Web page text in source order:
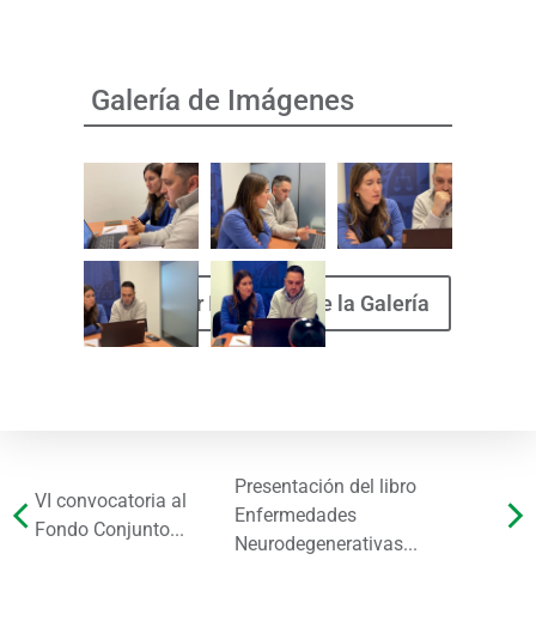
Galería de Imágenes
Descargar Imágenes de la Galería
VI convocatoria al
Fondo Conjunto...
Presentación del libro
Enfermedades
Neurodegenerativas...